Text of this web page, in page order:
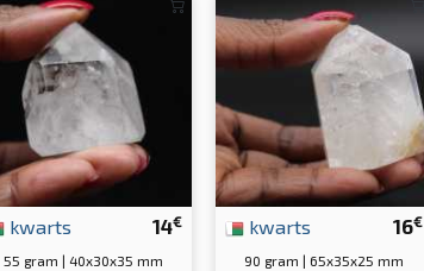
14€
kwarts
55 gram | 40x30x35 mm
16€
kwarts
90 gram | 65x35x25 mm